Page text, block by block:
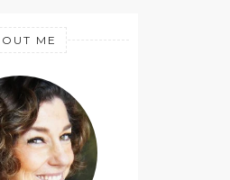
ME